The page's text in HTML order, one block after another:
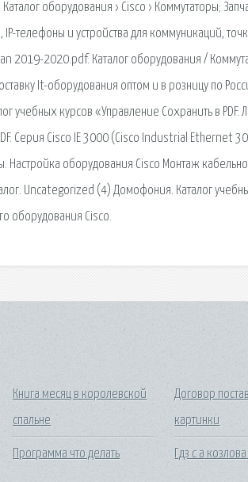
оборудования › Cisco › Коммутаторы;
телефоны и устройства для коммуникаций,
2019-2020.pdf. Каталог оборудования /
It-оборудования оптом и в розницу по
учебных курсов «Управление Сохранить в
Серия Cisco IE 3000 (Cisco Industrial Ethernet
оборудования Cisco Монтаж
Uncategorized (4) Домофония. Каталог
оборудования Cisco.
Книга месяц в королевской
спальне
Программа что делать
Договор
картинки
Гдз с а